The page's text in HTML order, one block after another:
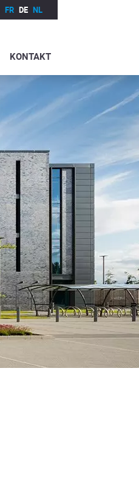
FR DE NL
KONTAKT